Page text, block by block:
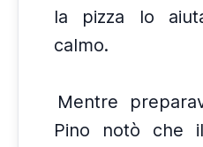
la pizza lo
calmo.
Mentre
Pino notò che